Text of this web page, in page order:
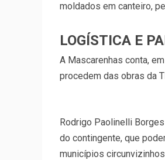
moldados em canteiro,
LOGÍSTICA E
A Mascarenhas conta,
procedem das obras da
Rodrigo Paolinelli
do contingente, que
municípios